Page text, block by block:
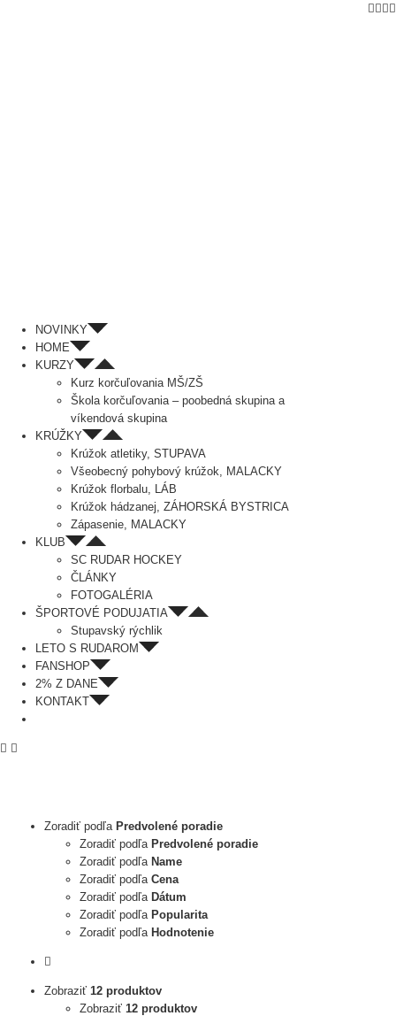
NOVINKY
HOME
KURZY
Kurz korčuľovania MŠ/ZŠ
Škola korčuľovania – poobedná skupina a
víkendová skupina
KRÚŽKY
Krúžok atletiky, STUPAVA
Všeobecný pohybový krúžok, MALACKY
Krúžok florbalu, LÁB
Krúžok hádzanej, ZÁHORSKÁ BYSTRICA
Zápasenie, MALACKY
KLUB
SC RUDAR HOCKEY
ČLÁNKY
FOTOGALÉRIA
ŠPORTOVÉ PODUJATIA
Stupavský rýchlik
LETO S RUDAROM
FANSHOP
2% Z DANE
KONTAKT
Zoradiť podľa Predvolené poradie
Zoradiť podľa Predvolené poradie
Zoradiť podľa Name
Zoradiť podľa Cena
Zoradiť podľa Dátum
Zoradiť podľa Popularita
Zoradiť podľa Hodnotenie
Zobraziť 12 produktov
Zobraziť 12 produktov